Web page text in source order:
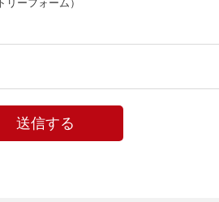
ーフォーム）